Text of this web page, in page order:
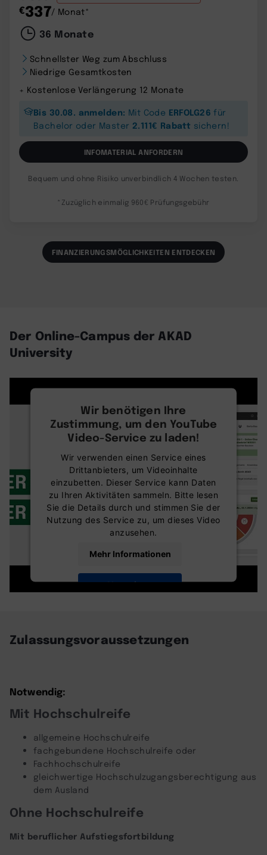
€337/ Monat*
36 Monate
Schnellster Weg zum Abschluss
Niedrige Gesamtkosten
+ Kostenlose Verlängerung 12 Monate
Bis 30.08. anmelden: Mit Code ERFOLG26 für
Bachelor oder Master 2.111€ Rabatt sichern!
INFOMATERIAL ANFORDERN
Bequem und ohne Risiko unverbindlich 4 Wochen testen.
*Zuzüglich einmalig 960€ Prüfungsgebühr
FINANZIERUNGSMÖGLICHKEITEN ENTDECKEN
Wir benötigen Ihre
Zustimmung, um den YouTube
Video-Service zu laden!
Wir verwenden einen Service eines
Drittanbieters, um Videoinhalte
einzubetten. Dieser Service kann Daten
zu Ihren Aktivitäten sammeln. Bitte lesen
Sie die Details durch und stimmen Sie der
Nutzung des Service zu, um dieses Video
anzusehen.
Mehr Informationen
Akzeptieren
Der Online-Campus der AKAD
University
Zulassungsvoraussetzungen
Notwendig:
Mit Hochschulreife
allgemeine Hochschulreife
fachgebundene Hochschulreife oder
Fachhochschulreife
gleichwertige Hochschulzugangsberechtigung aus
dem Ausland
Ohne Hochschulreife
Mit beruflicher Aufstiegsfortbildung